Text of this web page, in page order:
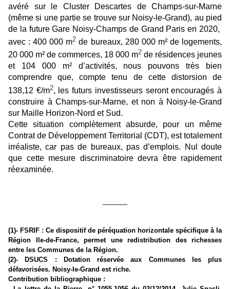
avéré sur le Cluster Descartes de Champs-sur-Marne
(même si une partie se trouve sur Noisy-le-Grand), au pied
de la future Gare Noisy-Champs de Grand Paris en 2020,
avec : 400 000 m2 de bureaux, 280 000 m² de logements,
20 000 m² de commerces, 18 000 m2 de résidences jeunes
et 104 000 m² d’activités, nous pouvons très bien
comprendre que, compte tenu de cette distorsion de
138,12 €/m2, les futurs investisseurs seront encouragés à
construire à Champs-sur-Marne, et non à Noisy-le-Grand
sur Maille Horizon-Nord et Sud.
Cette situation complètement absurde, pour un même
Contrat de Développement Territorial (CDT), est totalement
irréaliste, car pas de bureaux, pas d’emplois. Nul doute
que cette mesure discriminatoire devra être rapidement
réexaminée.
(1)- FSRIF : Ce dispositif de péréquation horizontale spécifique à la
Région Ile-de-France, permet une redistribution des richesses
entre les Communes de la Région.
(2)- DSUCS : Dotation réservée aux Communes les plus
défavorisées. Noisy-le-Grand est riche.
Contribution bibliographique :